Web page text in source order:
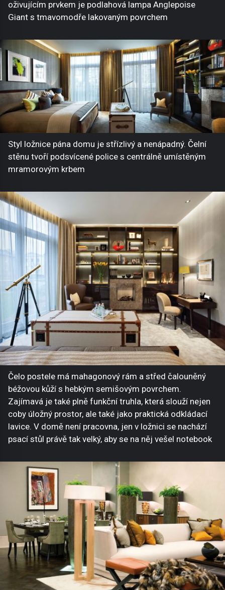
oživujícím prvkem je podlahová lampa Anglepoise
Giant s tmavomodře lakovaným povrchem
Styl ložnice pána domu je střízlivý a nenápadný. Čelní
stěnu tvoří podsvícené police s centrálně umístěným
mramorovým krbem
Čelo postele má mahagonový rám a střed čalouněný
béžovou kůží s hebkým semišovým povrchem.
Zajímavá je také plně funkční truhla, která slouží nejen
coby úložný prostor, ale také jako praktická odkládací
lavice. V domě není pracovna, jen v ložnici se nachází
psací stůl právě tak velký, aby se na něj vešel notebook